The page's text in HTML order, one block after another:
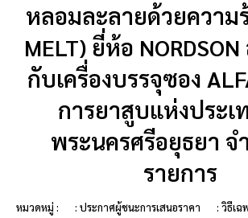
หลอมละลายด้วยความ
MELT) ยี่ห้อ
กับเครื่องบรรจุซอง
การยาสูบแห่งประเ
พระนครศรีอยุธยา จ
รายการ
หมวดหมู่ : : ประกาศผู้ชนะการเสนอราคา : วิธีเฉ